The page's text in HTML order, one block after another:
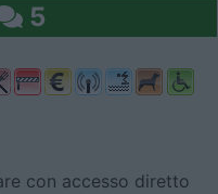
5
con accesso diretto